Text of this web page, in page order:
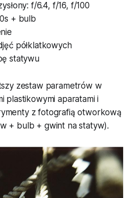
f/6.4, f/16, f/100
+ bulb
półklatkowych
statywu
zestaw parametrów w
plastikowymi aparatami i
z fotografią otworkową
+ bulb + gwint na statyw).